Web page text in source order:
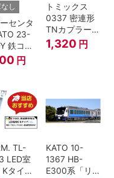
し
センタ
23-
鉄コン
ンテナ
ット N
円
トミックス
0337 密連形
TNカプラー
(6個入・SPタ
イプ)
1,320 円
TL-
LED室
Kタイ
KATO 10-
1367 HB-
E300系「リ